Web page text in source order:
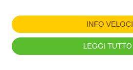
INFO VELOCI
LEGGI TUTTO